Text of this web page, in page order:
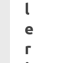
l
e
r